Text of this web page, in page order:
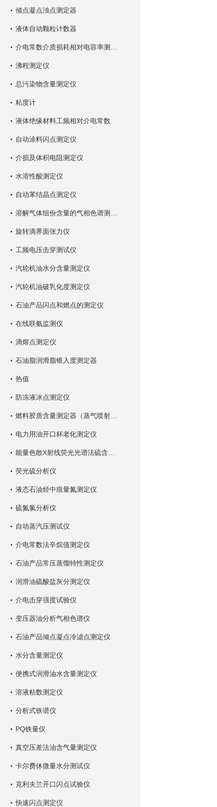
倾点凝点浊点测定器
液体自动颗粒计数器
沸程测定仪
总污染物含量测定仪
粘度计
液体绝缘材料工频相对介电常数
自动涂料闪点测定仪
介损及体积电阻测定仪
水溶性酸测定仪
自动苯结晶点测定仪
旋转滴界面张力仪
工频电压击穿测试仪
汽轮机油水分含量测定仪
汽轮机油破乳化度测定仪
石油产品闪点和燃点的测定仪
在线联氨监测仪
滴熔点测定仪
石油脂润滑脂锥入度测定器
热值
防冻液冰点测定仪
电力用油开口杯老化测定仪
荧光硫分析仪
液态石油烃中痕量氮测定仪
硫氮氯分析仪
自动蒸汽压测试仪
介电常数法辛烷值测定仪
石油产品常压蒸馏特性测定仪
润滑油硫酸盐灰分测定仪
介电击穿强度试验仪
变压器油分析气相色谱仪
石油产品倾点凝点冷滤点测定仪
水分含量测定仪
便携式润滑油水含量测定仪
溶液粘数测定仪
分析式铁谱仪
PQ铁量仪
真空压差法油含气量测定仪
卡尔费休微量水分测试仪
克利夫兰开口闪点试验仪
快速闪点测定仪